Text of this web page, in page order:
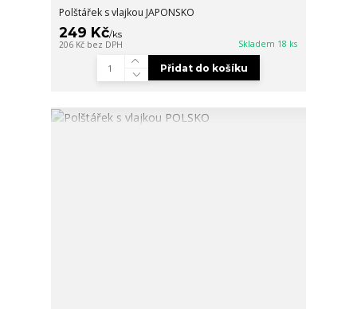
Polštářek s vlajkou JAPONSKO
249 Kč/ks
206 Kč bez DPH Skladem 18 ks
Přidat do košíku